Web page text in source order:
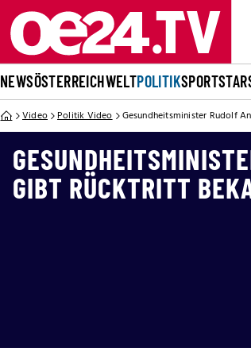
NEWSÖSTERREICHWELTPOLITIKSPORT
Video Politik Video Gesundheitsminister Rudolf
GIBT RÜCKTRITT